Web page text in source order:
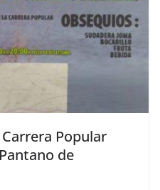
Popular
de